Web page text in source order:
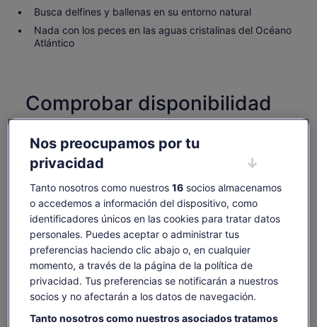
Busca delfines y ballenas en su entorno natural
Nada con los peces en las aguas cristalinas del Océano
Atlántico
Comprobar disponibilidad
fechas
dom., 9 ago. lun., 10 ago.
El
precio
es
de
35 €
por
35 €
incluye tasas e impuestos
por adulto
Ver entradas
Es posible que el contenido de esta página se haya
traducido automáticamente.
Ver texto original (inglés)
Opinar sobre esta traducción
abre
en
una
pestaña
Qué incluye y qué no
ballenas
Nos preocupamos por tu
privacidad
Tanto nosotros como nuestros 16socios almacenamos
o accedemos a información del dispositivo, como
identificadores únicos en las cookies para tratar datos
personales. Puedes aceptar o administrar tus
preferencias haciendo clic abajo o, en cualquier
momento, a través de la página de la política de
privacidad. Tus preferencias se notificarán a nuestros
socios y no afectarán a los datos de navegación.
Tanto nosotros como nuestros asociados tratamos